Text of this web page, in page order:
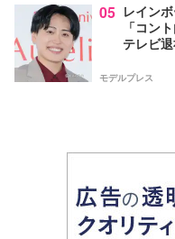
05 レイン
「コン
テレビ
モデルプレス